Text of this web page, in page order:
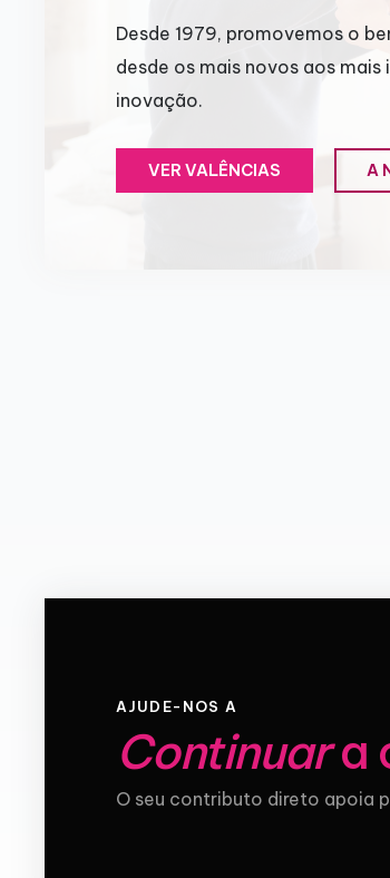
Desde 1979, promovemos o
desde os mais novos aos
inovação.
VER VALÊNCIAS A
AJUDE-NOS A
Continuara
O seu contributo direto apoia